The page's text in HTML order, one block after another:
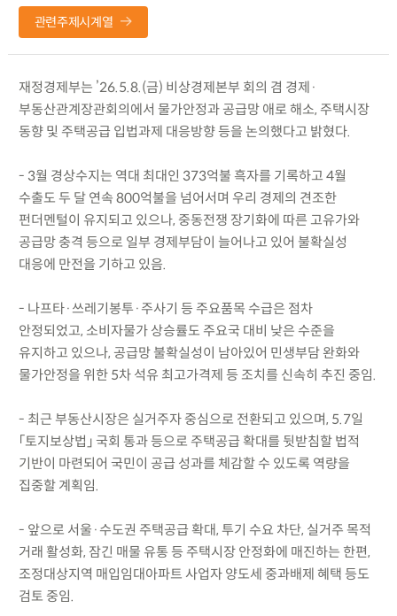
관련주제시계열
재정경제부는 ’26.5.8.(금) 비상경제본부 회의 겸 경제·
부동산관계장관회의에서 물가안정과 공급망 애로 해소, 주택시장
동향 및 주택공급 입법과제 대응방향 등을 논의했다고 밝혔다.
- 3월 경상수지는 역대 최대인 373억불 흑자를 기록하고 4월
수출도 두 달 연속 800억불을 넘어서며 우리 경제의 견조한
펀더멘털이 유지되고 있으나, 중동전쟁 장기화에 따른 고유가와
공급망 충격 등으로 일부 경제부담이 늘어나고 있어 불확실성
대응에 만전을 기하고 있음.
- 나프타·쓰레기봉투·주사기 등 주요품목 수급은 점차
안정되었고, 소비자물가 상승률도 주요국 대비 낮은 수준을
유지하고 있으나, 공급망 불확실성이 남아있어 민생부담 완화와
물가안정을 위한 5차 석유 최고가격제 등 조치를 신속히 추진 중임.
- 최근 부동산시장은 실거주자 중심으로 전환되고 있으며, 5.7일
「토지보상법」 국회 통과 등으로 주택공급 확대를 뒷받침할 법적
기반이 마련되어 국민이 공급 성과를 체감할 수 있도록 역량을
집중할 계획임.
- 앞으로 서울·수도권 주택공급 확대, 투기 수요 차단, 실거주 목적
거래 활성화, 잠긴 매물 유통 등 주택시장 안정화에 매진하는 한편,
조정대상지역 매입임대아파트 사업자 양도세 중과배제 혜택 등도
검토 중임.